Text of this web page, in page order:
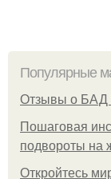
Популярные
Отзывы о БАД
Пошаговая
подвороты на
Откройтесь